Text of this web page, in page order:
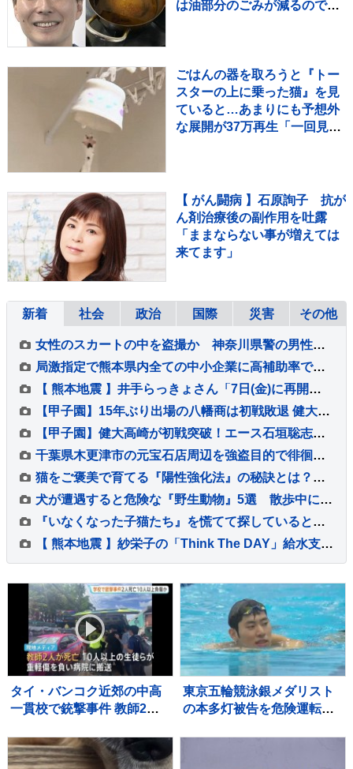
は油部分のごみが減るので、
ごはんの器を取ろうと『トー
スターの上に乗った猫』を見
ていると…あまりにも予想外
な展開が37万再生「一回見て
【 がん闘病 】石原詢子 抗が
ん剤治療後の副作用を吐露
「ままならない事が増えては
来てます」
新着 社会 政治 国際 災害 その他
女性のスカートの中を盗撮か 神奈川県警の男性巡査部長（30代）を書類送検 「約2、3年前から盗撮」容疑認める 男性は依願退職
局激指定で熊本県内全ての中小企業に高補助率で復旧支援へ 政府の非常災害対策本部会議で高市総理が明らかに
【 熊本地震 】井手らっきょさん「7日(金)に再開出来ます」バーの再開を宣言「熊本は1歩ずつ前へ進みます」
【甲子園】15年ぶり出場の八幡商は初戦敗退 健大高崎に敗れる 5回に打者一巡の猛攻浴び6失点 背番号11久保田が4回1失点好投 9回意地の1点
【甲子園】健大高崎が初戦突破！エース石垣聡志が八幡商打線を9回11K1失点完投 打線は13安打の7得点の猛攻で快勝
千葉県木更津市の元宝石店周辺を強盗目的で徘徊 男5人を逮捕 「ルパン3世」名乗り実行役に強盗するよう指示する男も 埼玉県警
猫をご褒美で育てる『陽性強化法』の秘訣とは？ 褒め方のコツや適切な取り入れ方を解説
犬が遭遇すると危険な『野生動物』5選 散歩中に出くわしてしまったらどうすべき？
『いなくなった子猫たち』を慌てて探していると…『まさかの場所』に集まっている光景が41万表示「凄いところにｗ」「３匹と思ったらｗ」
【 熊本地震 】紗栄子の「Think The DAY」給水支援を報告〝動物たちへの支援も並行〟 自身の会社での事業でも〝支援活動を支える〟
タイ・バンコク近郊の中高
一貫校で銃撃事件 教師2人
傷 銃撃犯は学校の生徒と
の情報、現場で死亡と地元
東京五輪競泳銀メダリスト
の本多灯被告を危険運転傷